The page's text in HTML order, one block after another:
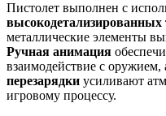
Пистолет выполнен с
высокодетализированных
металлические элементы
Ручная анимация
взаимодействие с оружием,
перезарядки усиливают
игровому процессу.